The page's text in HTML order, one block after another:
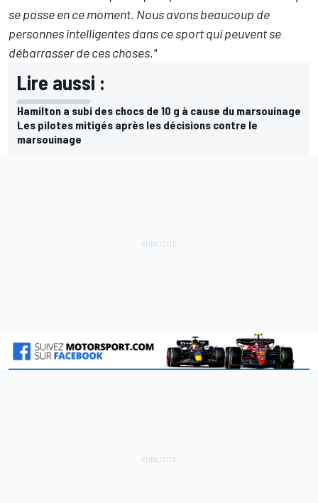
se passe en ce moment. Nous avons beaucoup de
personnes intelligentes dans ce sport qui peuvent se
débarrasser de ces choses."
Lire aussi :
Hamilton a subi des chocs de 10 g à cause du marsouinage
Les pilotes mitigés après les décisions contre le
marsouinage